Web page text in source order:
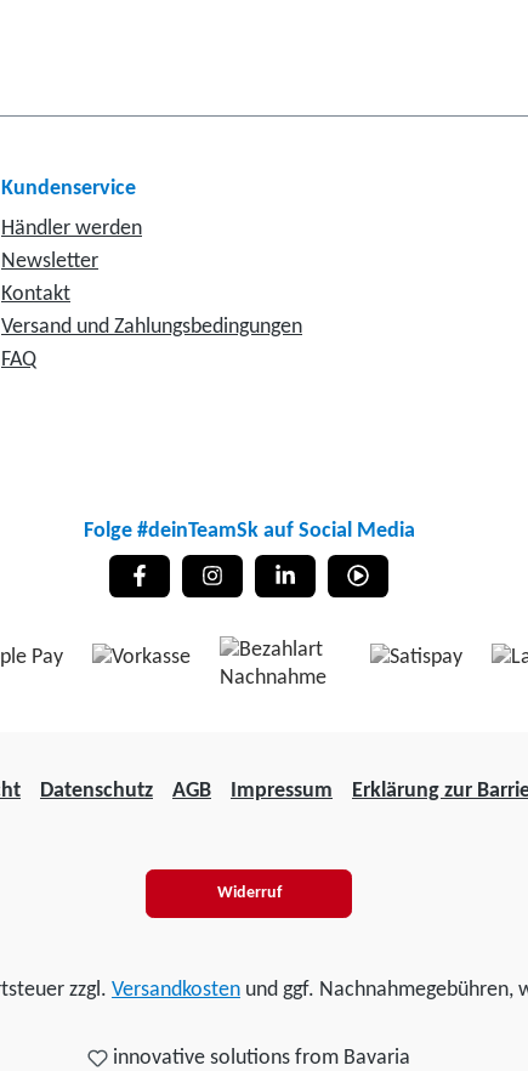
Kundenservice
Händler werden
Newsletter
Kontakt
Versand und Zahlungsbedingungen
FAQ
Folge #deinTeamSk auf Social Media
Datenschutz AGB Impressum Erklärung zur
Widerruf
zzgl. Versandkosten und ggf. Nachnahmegebühren,
innovative solutions from Bavaria